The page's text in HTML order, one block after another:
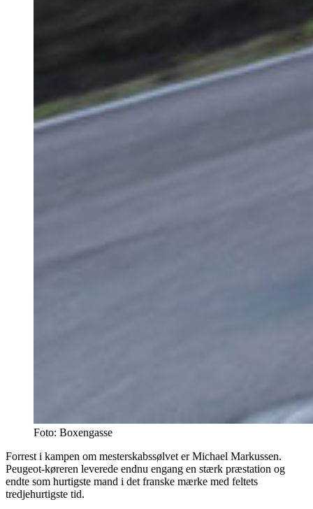
Foto: Boxengasse
Forrest i kampen om mesterskabssølvet er Michael Markussen.
Peugeot-køreren leverede endnu engang en stærk præstation og
endte som hurtigste mand i det franske mærke med feltets
tredjehurtigste tid.